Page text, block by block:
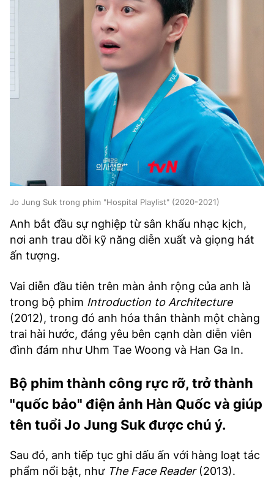
Jo Jung Suk trong phim "Hospital Playlist" (2020-2021)
Anh bắt đầu sự nghiệp từ sân khấu nhạc kịch,
nơi anh trau dồi kỹ năng diễn xuất và giọng hát
ấn tượng.
Vai diễn đầu tiên trên màn ảnh rộng của anh là
trong bộ phim Introduction to Architecture
(2012), trong đó anh hóa thân thành một chàng
trai hài hước, đáng yêu bên cạnh dàn diễn viên
đình đám như Uhm Tae Woong và Han Ga In.
Bộ phim thành công rực rỡ, trở thành
"quốc bảo" điện ảnh Hàn Quốc và giúp
tên tuổi Jo Jung Suk được chú ý.
Sau đó, anh tiếp tục ghi dấu ấn với hàng loạt tác
phẩm nổi bật, như The Face Reader(2013).